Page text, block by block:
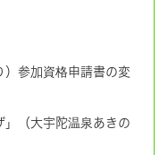
）参加資格申請書の変
」（大宇陀温泉あきの